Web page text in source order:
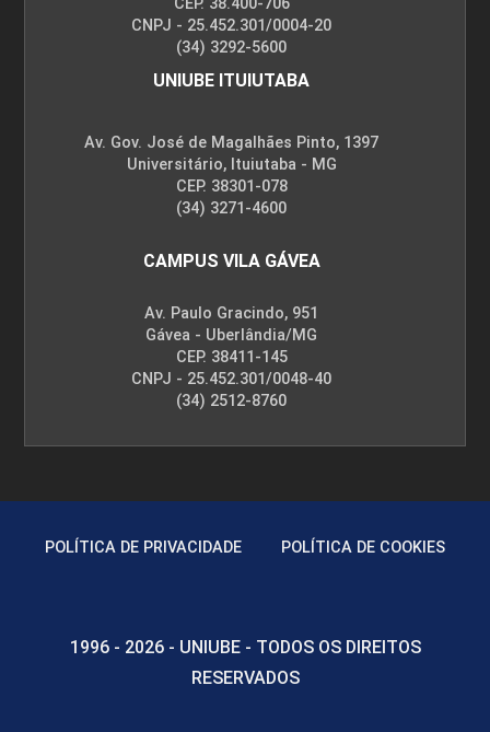
CNPJ - 25.452.301/0004-20
(34) 3292-5600
UNIUBE ITUIUTABA
Av. Gov. José de Magalhães Pinto, 1397
Universitário, Ituiutaba - MG
CEP. 38301-078
(34) 3271-4600
CAMPUS VILA GÁVEA
Av. Paulo Gracindo, 951
Gávea - Uberlândia/MG
CEP. 38411-145
CNPJ - 25.452.301/0048-40
(34) 2512-8760
POLÍTICA DE PRIVACIDADE POLÍTICA DE COOKIES
1996 - 2026 - UNIUBE - TODOS OS DIREITOS
RESERVADOS